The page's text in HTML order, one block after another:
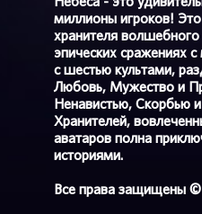
миллионы игроков!
хранителя
эпических сражениях
с шестью культами,
Любовь, Мужество и
Ненавистью, Скорбью
Хранителей,
аватаров полна
историями.
Все права защищены